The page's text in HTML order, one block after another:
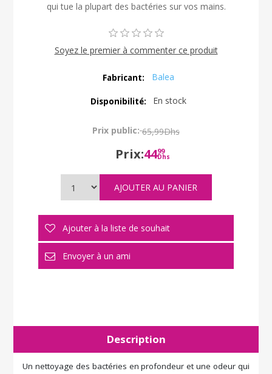
qui tue la plupart des bactéries sur vos mains.
Soyez le premier à commenter ce produit
Fabricant: Balea
Disponibilité: En stock
Prix public: 65,99Dhs
Prix:4499
Dhs
Description
Un nettoyage des bactéries en profondeur et une odeur qui